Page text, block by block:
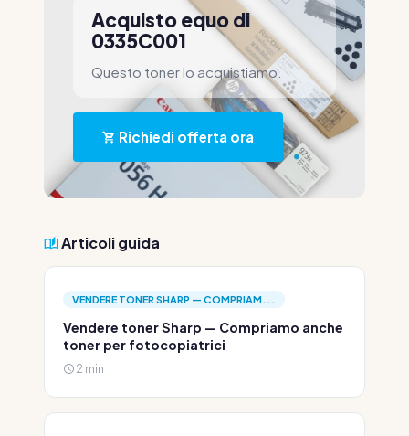
Acquisto equo di
0335C001
Questo toner lo acquistiamo.
Richiedi offerta ora
Articoli guida
VENDERE TONER SHARP — COMPRIAM...
Vendere toner Sharp — Compriamo anche
toner per fotocopiatrici
2 min